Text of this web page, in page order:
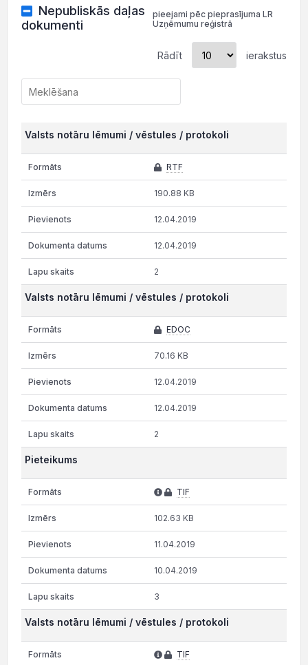
Nepubliskās daļas
dokumenti
pieejami pēc pieprasījuma LR
Uzņēmumu reģistrā
Rādīt ierakstus
Valsts notāru lēmumi / vēstules / protokoli
RTF
190.88 KB
12.04.2019
12.04.2019
2
Valsts notāru lēmumi / vēstules / protokoli
EDOC
70.16 KB
12.04.2019
12.04.2019
2
Pieteikums
TIF
102.63 KB
11.04.2019
10.04.2019
3
Valsts notāru lēmumi / vēstules / protokoli
TIF